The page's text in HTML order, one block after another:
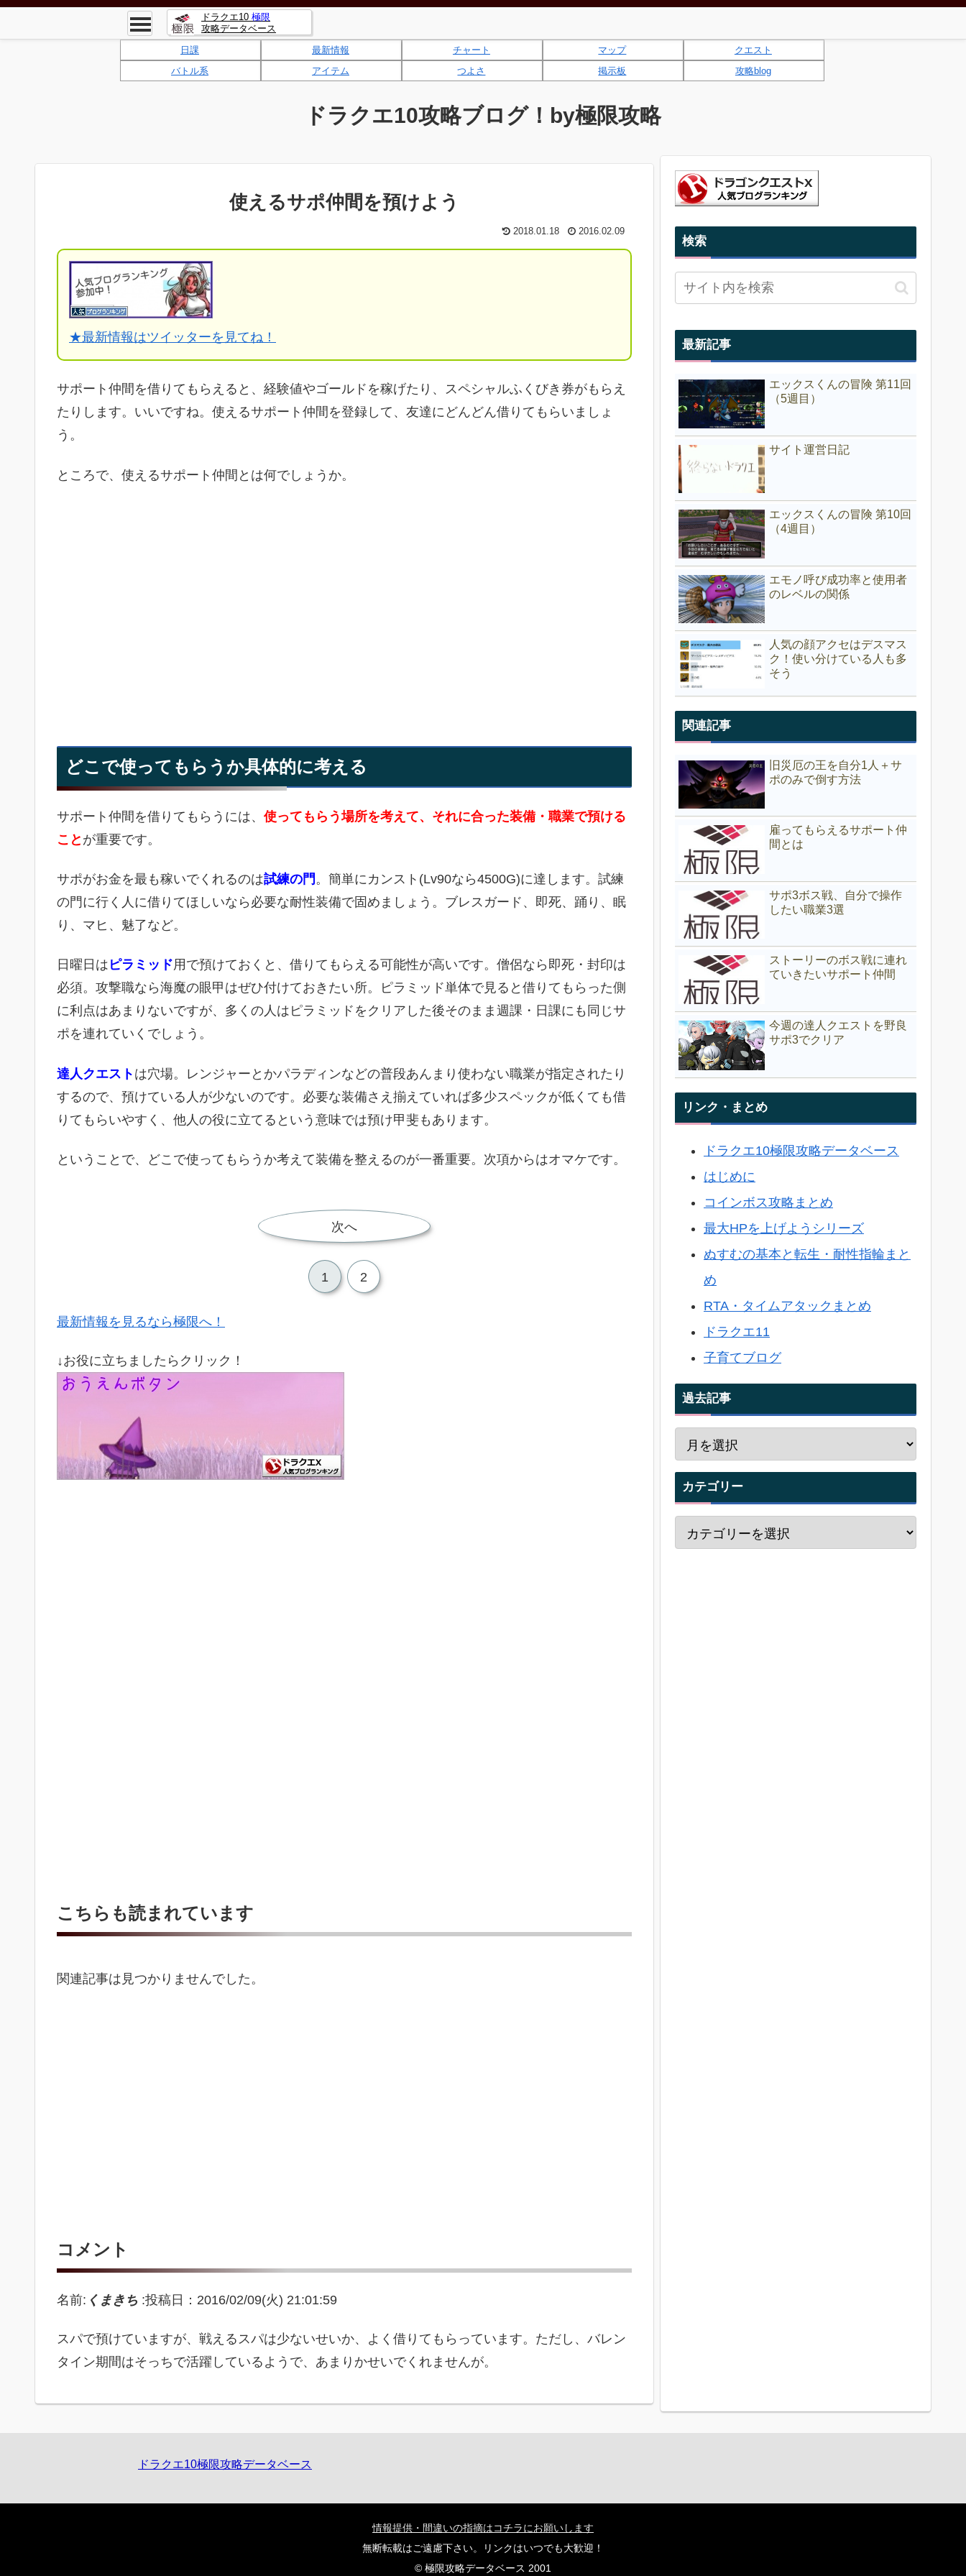
ドラクエ10 極限
攻略データベース
日課
最新情報 チャート マップ
クエスト
バトル系
アイテム つよさ 掲示板 攻略blog
ドラクエ10攻略ブログ！by極限攻略
使えるサポ仲間を預けよう
2018.01.18 2016.02.09
★最新情報はツイッターを見てね！
サポート仲間を借りてもらえると、経験値やゴールドを稼げたり、スペシャルふくびき券がもらえ
たりします。いいですね。使えるサポート仲間を登録して、友達にどんどん借りてもらいましょ
う。
ところで、使えるサポート仲間とは何でしょうか。
どこで使ってもらうか具体的に考える
サポート仲間を借りてもらうには、 使ってもらう場所を考えて、それに合った装備・職業で預ける
こと が重要です。
サポがお金を最も稼いでくれるのは試練の門 。簡単にカンスト(Lv90なら4500G)に達します。試練
の門に行く人に借りてほしいなら必要な耐性装備で固めましょう。ブレスガード、即死、踊り、眠
り、マヒ、魅了など。
日曜日は ピラミッド用で預けておくと、借りてもらえる可能性が高いです。僧侶なら即死・封印は
必須。攻撃職なら海魔の眼甲はぜひ付けておきたい所。ピラミッド単体で見ると借りてもらった側
に利点はあまりないですが、多くの人はピラミッドをクリアした後そのまま週課・日課にも同じサ
ポを連れていくでしょう。
達人クエスト は穴場。レンジャーとかパラディンなどの普段あんまり使わない職業が指定されたり
するので、預けている人が少ないのです。必要な装備さえ揃えていれば多少スペックが低くても借
りてもらいやすく、他人の役に立てるという意味では預け甲斐もあります。
ということで、どこで使ってもらうか考えて装備を整えるのが一番重要。次項からはオマケです。
次へ
1 2
最新情報を見るなら極限へ！
↓お役に立ちましたらクリック！
こちらも読まれています
関連記事は見つかりませんでした。
コメント
名前: くまきち :投稿日：2016/02/09(火) 21:01:59
スパで預けていますが、戦えるスパは少ないせいか、よく借りてもらっています。ただし、バレン
タイン期間はそっちで活躍しているようで、あまりかせいでくれませんが。
検索
最新記事
エックスくんの冒険 第11回
（5週目）
サイト運営日記
エックスくんの冒険 第10回
（4週目）
エモノ呼び成功率と使用者
のレベルの関係
人気の顔アクセはデスマス
ク！使い分けている人も多
そう
関連記事
旧災厄の王を自分1人＋サ
ポのみで倒す方法
雇ってもらえるサポート仲
間とは
サポ3ボス戦、自分で操作
したい職業3選
ストーリーのボス戦に連れ
ていきたいサポート仲間
今週の達人クエストを野良
サポ3でクリア
リンク・まとめ
ドラクエ10極限攻略データベース
はじめに
コインボス攻略まとめ
最大HPを上げようシリーズ
ぬすむの基本と転生・耐性指輪まと
め
RTA・タイムアタックまとめ
ドラクエ11
子育てブログ
過去記事
カテゴリー
ドラクエ10極限攻略データベース
情報提供・間違いの指摘はコチラにお願いします
無断転載はご遠慮下さい。リンクはいつでも大歓迎！
© 極限攻略データベース 2001